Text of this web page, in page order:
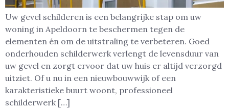
Uw gevel schilderen is een belangrijke stap om uw
woning in Apeldoorn te beschermen tegen de
elementen én om de uitstraling te verbeteren. Goed
onderhouden schilderwerk verlengt de levensduur van
uw gevel en zorgt ervoor dat uw huis er altijd verzorgd
uitziet. Of u nu in een nieuwbouwwijk of een
karakteristieke buurt woont, professioneel
schilderwerk […]